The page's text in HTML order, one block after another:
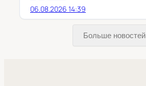
06.08.2026 14:39
Больше новостей